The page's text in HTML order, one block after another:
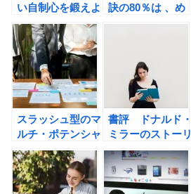
い自制心を鍛えよ
う！
訣の80％は 、め
ラ・ダックワース
の「やり抜く力」
の書評③
スラッシュ型のマ
ルチ・ポテンシャ
ライトとは何か？
書評 ドナルド・
ミラーのストーリ
ーブランディング
戦略